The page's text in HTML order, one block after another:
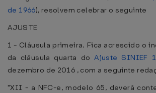
de 1966), resolvem celebrar o seguinte
AJUSTE
1 - Cláusula primeira. Fica acrescido o
da cláusula quarta doAjuste SINIEF
dezembro de 2016 , com a seguinte
"XII - a NFC-e, modelo 65, deverá